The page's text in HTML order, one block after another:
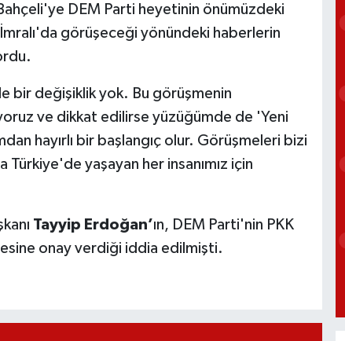
DEM Parti heyetinin önümüzdeki
görüşeceği yönündeki haberlerin
bir değişiklik yok. Bu görüşmenin
ve dikkat edilirse yüzüğümde de 'Yeni
hayırlı bir başlangıç olur. Görüşmeleri bizi
yaşayan her insanımız için
Tayyip Erdoğan’ın, DEM Parti'nin PKK
onay verdiği iddia edilmişti.